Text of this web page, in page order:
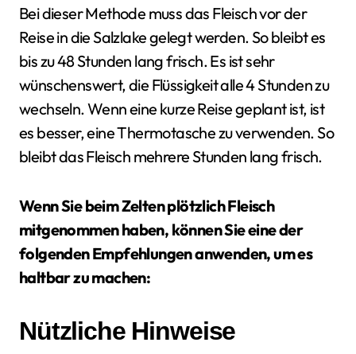
Bei dieser Methode muss das Fleisch vor der
Reise in die Salzlake gelegt werden. So bleibt es
bis zu 48 Stunden lang frisch. Es ist sehr
wünschenswert, die Flüssigkeit alle 4 Stunden zu
wechseln. Wenn eine kurze Reise geplant ist, ist
es besser, eine Thermotasche zu verwenden. So
bleibt das Fleisch mehrere Stunden lang frisch.
Wenn Sie beim Zelten plötzlich Fleisch
mitgenommen haben, können Sie eine der
folgenden Empfehlungen anwenden, um es
haltbar zu machen:
Nützliche Hinweise